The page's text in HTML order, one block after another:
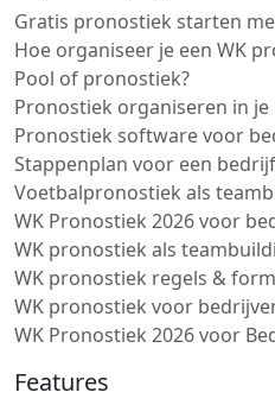
Gratis pronostiek starten
Hoe organiseer je een WK
Pool of pronostiek?
Pronostiek organiseren in
Pronostiek software voor
Stappenplan voor een
Voetbalpronostiek als
WK Pronostiek 2026 voor
WK pronostiek als
WK pronostiek regels &
WK pronostiek voor
WK Pronostiek 2026 voor
Features